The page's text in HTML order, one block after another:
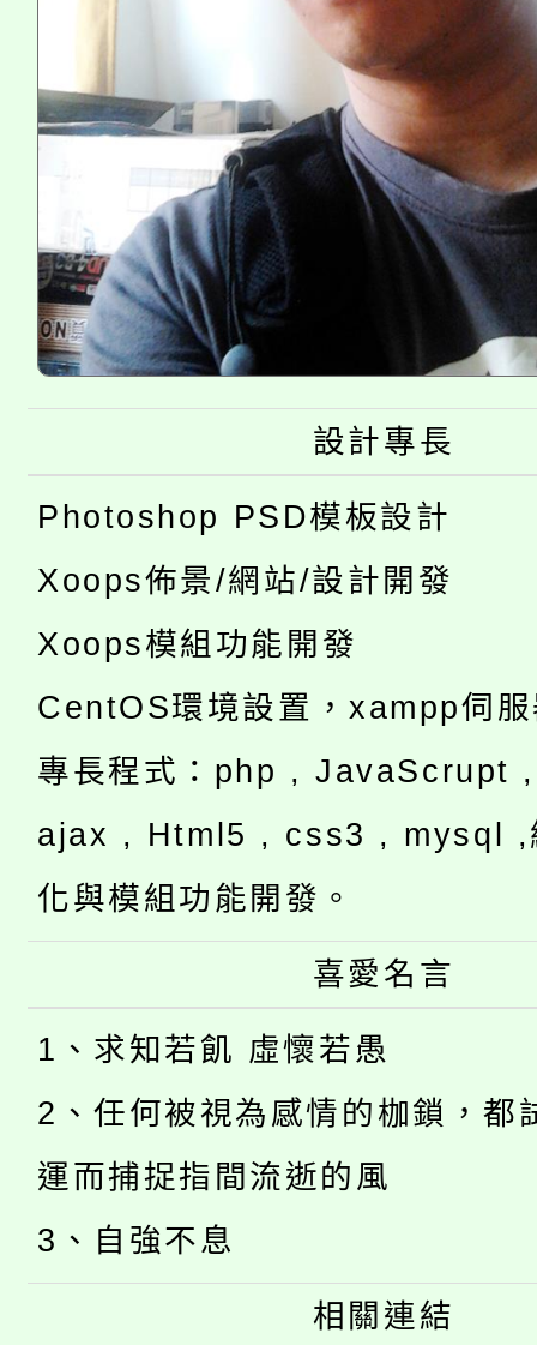
設計專長
Photoshop PSD模板設計
Xoops佈景/網站/設計開發
Xoops模組功能開發
CentOS環境設置，xampp伺
專長程式：php , JavaScrupt
ajax , Html5 , css3 , mysql ,
化與模組功能開發。
喜愛名言
1、求知若飢 虛懷若愚
2、任何被視為感情的枷鎖，都
運而捕捉指間流逝的風
3、自強不息
相關連結